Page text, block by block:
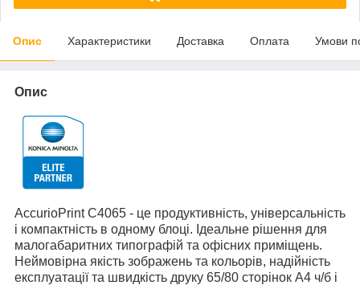
Опис Характеристики Доставка Оплата Умови
Опис
AccurioPrint C4065 - це продуктивність, універсальність
і компактність в одному блоці. Ідеальне рішення для
малогабаритних типографій та офісних приміщень.
Неймовірна якість зображень та кольорів, надійність
експлуатації та швидкість друку 65/80 сторінок А4 ч/б і